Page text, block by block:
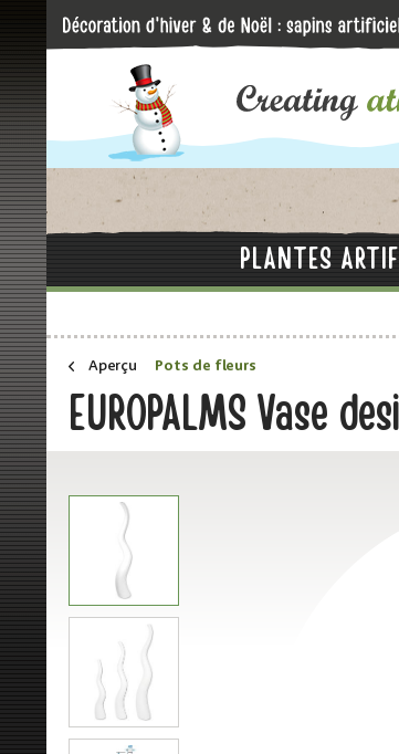
PLANTES
Aperçu Pots de fleurs
EUROPALMS Vase